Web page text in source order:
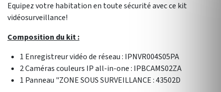
Equipez votre habitation en toute sécurité avec ce kit
vidéosurveillance!
Composition du kit :
1 Enregistreur vidéo de réseau : IPNVR004S05PA
2 Caméras couleurs IP all-in-one : IPBCAMS02ZA
1 Panneau "ZONE SOUS SURVEILLANCE : 43502D